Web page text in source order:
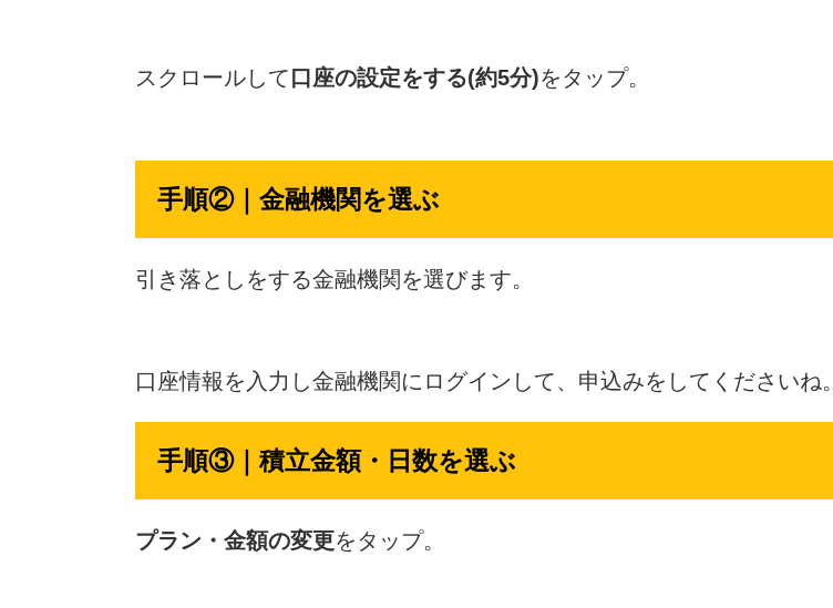
スクロールして 口座の設定をする(約5分)をタップ。
手順②｜金融機関を選ぶ
引き落としをする金融機関を選びます。
口座情報を入力し金融機関にログインして、申込みをしてくださいね。
手順③｜積立金額・日数を選ぶ
プラン・金額の変更をタップ。